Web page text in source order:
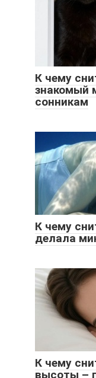
К чему
знакомый
сонникам
К чему
делала
К чему
высоты –